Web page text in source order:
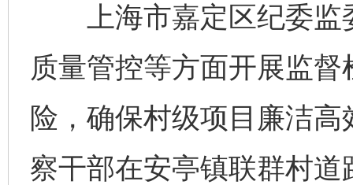
上海市嘉定区纪委监
质量管控等方面开展监
险，确保村级项目廉洁
察干部在安亭镇联群村